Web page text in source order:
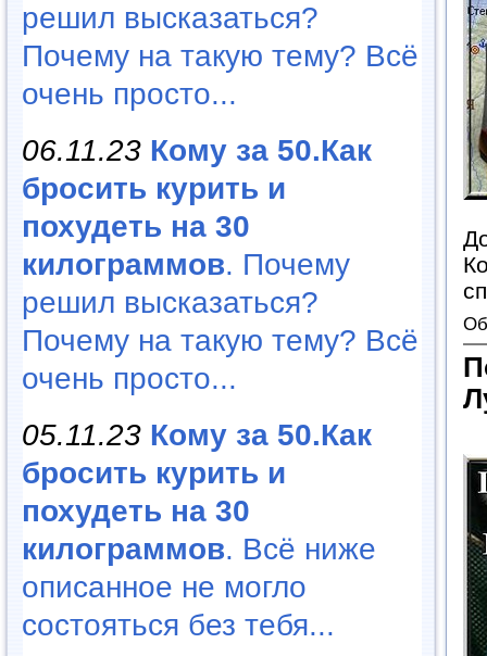
решил высказаться?
Почему на такую тему? Всё
очень просто...
06.11.23 Кому за 50.Как
бросить курить и
похудеть на 30
килограммов. Почему
решил высказаться?
Почему на такую тему? Всё
очень просто...
05.11.23 Кому за 50.Как
бросить курить и
похудеть на 30
килограммов. Всё ниже
описанное не могло
состояться без тебя...